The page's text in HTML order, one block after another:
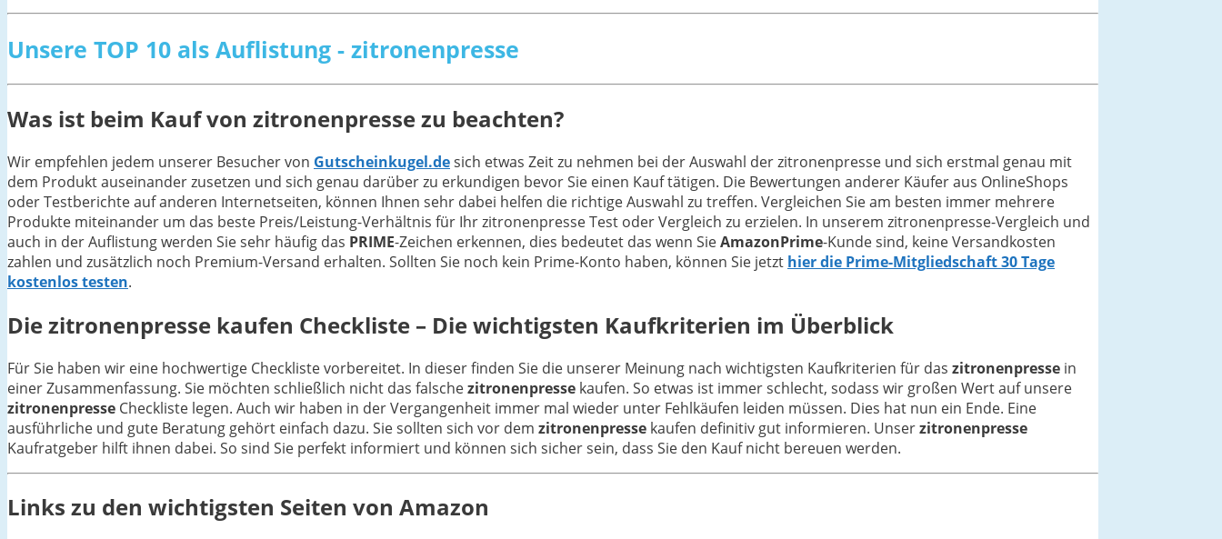
Unsere TOP 10 als Auflistung - zitronenpresse
Was ist beim Kauf von zitronenpresse zu beachten?
Wir empfehlen jedem unserer Besucher von Gutscheinkugel.desich etwas Zeit zu nehmen bei der Auswahl der zitronenpresse und sich erstmal genau mit
dem Produkt auseinander zusetzen und sich genau darüber zu erkundigen bevor Sie einen Kauf tätigen. Die Bewertungen anderer Käufer aus OnlineShops
oder Testberichte auf anderen Internetseiten, können Ihnen sehr dabei helfen die richtige Auswahl zu treffen. Vergleichen Sie am besten immer mehrere
Produkte miteinander um das beste Preis/Leistung-Verhältnis für Ihr zitronenpresse Test oder Vergleich zu erzielen. In unserem zitronenpresse-Vergleich und
auch in der Auflistung werden Sie sehr häufig das PRIME-Zeichen erkennen, dies bedeutet das wenn SieAmazonPrime-Kunde sind, keine Versandkosten
zahlen und zusätzlich noch Premium-Versand erhalten. Sollten Sie noch kein Prime-Konto haben, können Sie jetzt hier die Prime-Mitgliedschaft 30 Tage
kostenlos testen.
Diezitronenpresse kaufen Checkliste – Die wichtigsten Kaufkriterien im Überblick
Für Sie haben wir eine hochwertige Checkliste vorbereitet. In dieser finden Sie die unserer Meinung nach wichtigsten Kaufkriterien für das zitronenpresse in
einer Zusammenfassung. Sie möchten schließlich nicht das falschezitronenpresse kaufen. So etwas ist immer schlecht, sodass wir großen Wert auf unsere
zitronenpresse Checkliste legen. Auch wir haben in der Vergangenheit immer mal wieder unter Fehlkäufen leiden müssen. Dies hat nun ein Ende. Eine
ausführliche und gute Beratung gehört einfach dazu. Sie sollten sich vor dem zitronenpresse kaufen definitiv gut informieren. Unserzitronenpresse
Kaufratgeber hilft ihnen dabei. So sind Sie perfekt informiert und können sich sicher sein, dass Sie den Kauf nicht bereuen werden.
Links zu den wichtigsten Seiten von Amazon